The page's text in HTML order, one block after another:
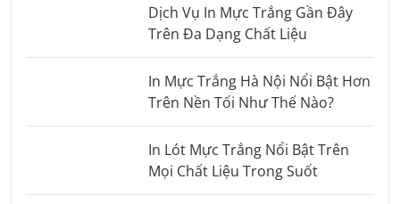
Dịch Vụ In Mực Trắng Gần Đây
Trên Đa Dạng Chất Liệu
In Mực Trắng Hà Nội Nổi Bật Hơn
Trên Nền Tối Như Thế Nào?
In Lót Mực Trắng Nổi Bật Trên
Mọi Chất Liệu Trong Suốt